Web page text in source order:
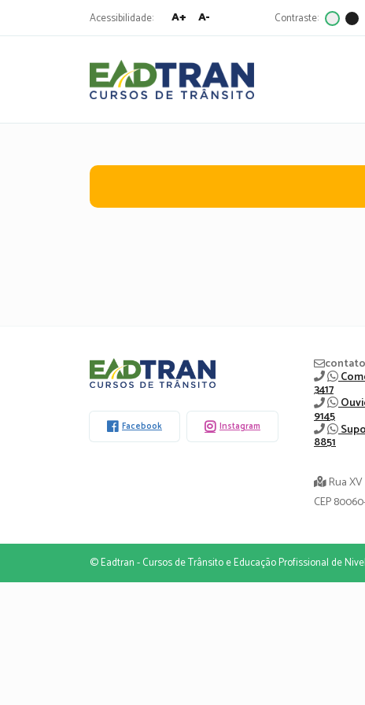
Acessibilidade: A+ A- Contraste:
Eadtran
-
Eadtran
-
Facebook Instagram
3417
9145
8851
Rua
CEP
© Eadtran - Cursos de Trânsito e Educação Profissional de